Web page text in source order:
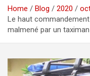
Home Blog 2020
Le haut
malmené par un taximan